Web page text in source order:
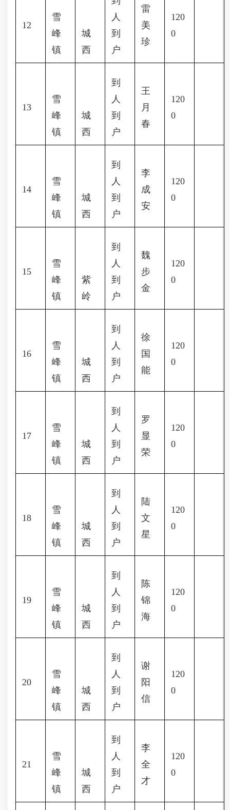
12
雪
峰
镇
城
西
人
到
户
雷
美
珍
120
0
13
雪
峰
镇
城
西
到
人
到
户
王
月
春
120
0
14
雪
峰
镇
城
西
到
人
到
户
李
成
安
120
0
15
雪
峰
镇
紫
岭
到
人
到
户
魏
步
金
120
0
16
雪
峰
镇
城
西
到
人
到
户
徐
国
能
120
0
17
雪
峰
镇
城
西
到
人
到
户
罗
显
荣
120
0
18
雪
峰
镇
城
西
到
人
到
户
陆
文
星
120
0
19
雪
峰
镇
城
西
到
人
到
户
陈
锦
海
120
0
20
雪
峰
镇
城
西
到
人
到
户
谢
阳
信
120
0
21
雪
峰
镇
城
西
到
人
到
户
李
全
才
120
0